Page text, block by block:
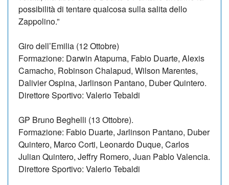
possibilità di tentare qualcosa sulla salita dello
Zappolino.”
Giro dell’Emilia (12 Ottobre)
Formazione: Darwin Atapuma, Fabio Duarte, Alexis
Camacho, Robinson Chalapud, Wilson Marentes,
Dalivier Ospina, Jarlinson Pantano, Duber Quintero.
Direttore Sportivo: Valerio Tebaldi
GP Bruno Beghelli (13 Ottobre).
Formazione: Fabio Duarte, Jarlinson Pantano, Duber
Quintero, Marco Corti, Leonardo Duque, Carlos
Julian Quintero, Jeffry Romero, Juan Pablo Valencia.
Direttore Sportivo: Valerio Tebaldi